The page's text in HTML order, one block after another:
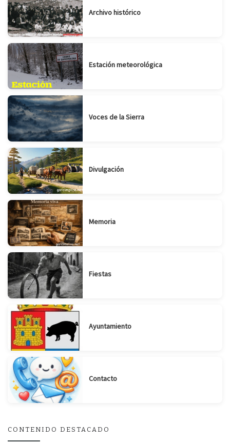
Archivo histórico
Estación meteorológica
Voces de la Sierra
Divulgación
Memoria
Fiestas
Ayuntamiento
Contacto
CONTENIDO DESTACADO